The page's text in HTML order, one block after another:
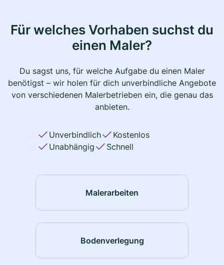
Für welches Vorhaben suchst du
einen Maler?
Du sagst uns, für welche Aufgabe du einen Maler
benötigst – wir holen für dich unverbindliche Angebote
von verschiedenen Malerbetrieben ein, die genau das
anbieten.
Unverbindlich
Kostenlos
Unabhängig
Schnell
Malerarbeiten
Bodenverlegung